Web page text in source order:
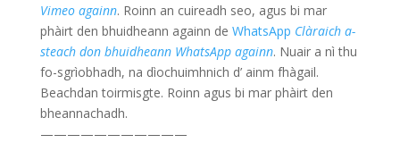
Vimeo againn. Roinn an cuireadh seo, agus bi mar
phàirt den bhuidheann againn de WhatsApp Clàraich a-
steach don bhuidheann WhatsApp againn. Nuair a nì thu
fo-sgrìobhadh, na dìochuimhnich d’ ainm fhàgail.
Beachdan toirmisgte. Roinn agus bi mar phàirt den
bheannachadh.
———————————